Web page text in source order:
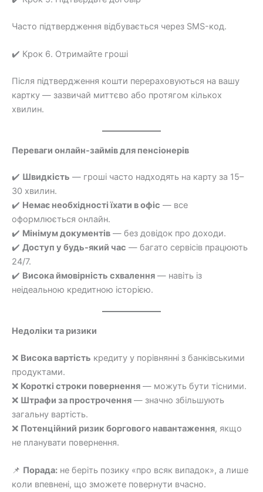
Часто підтвердження відбувається через SMS-код.
✔️ Крок 6. Отримайте гроші
Після підтвердження кошти перераховуються на вашу
картку — зазвичай миттєво або протягом кількох
хвилин.
Переваги онлайн-займів для пенсіонерів
✔️ Швидкість — гроші часто надходять на карту за 15–
30 хвилин.
✔️ Немає необхідності їхати в офіс — все
оформлюється онлайн.
✔️ Мінімум документів — без довідок про доходи.
✔️ Доступ у будь-який час — багато сервісів працюють
24/7.
✔️ Висока ймовірність схвалення — навіть із
неідеальною кредитною історією.
Недоліки та ризики
❌ Висока вартість кредиту у порівнянні з банківськими
продуктами.
❌ Короткі строки повернення — можуть бути тісними.
❌ Штрафи за прострочення — значно збільшують
загальну вартість.
❌ Потенційний ризик боргового навантаження, якщо
не планувати повернення.
📌 Порада: не беріть позику «про всяк випадок», а лише
коли впевнені, що зможете повернути вчасно.